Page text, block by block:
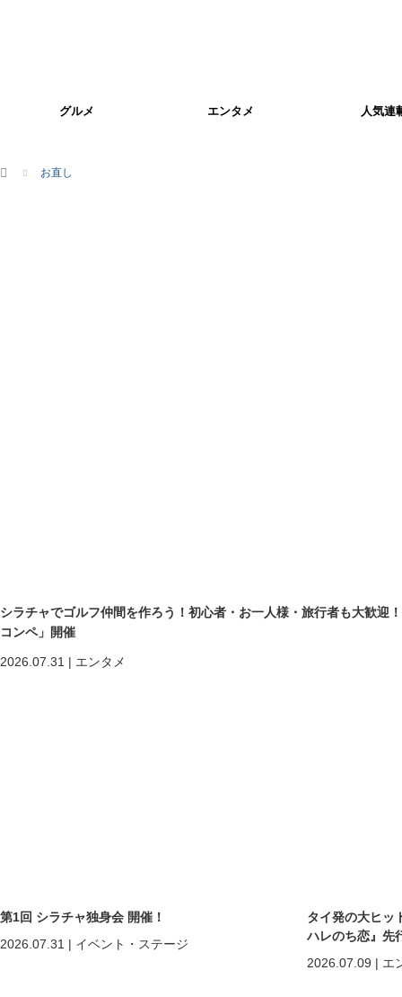
グルメ エンタメ 人気連
ホーム お直し
シラチャでゴルフ仲間を作ろう！初心者・お一人様・旅行者も大歓迎
コンペ」開催
2026.07.31 | エンタメ
第1回 シラチャ独身会 開催！
2026.07.31 | イベント・ステージ
タイ発の大ヒッ
ハレのち恋』先
2026.07.09 | エ